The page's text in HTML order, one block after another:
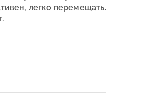
легко перемещать.